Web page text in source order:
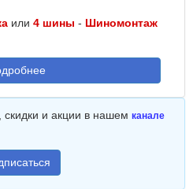
или 4 шины - Шиномонтаж
скидки и акции в нашем канале